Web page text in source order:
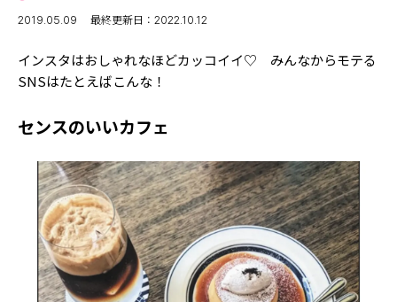
TikTok
Instagram
YouTube
FORTUNE
ゲッターズ飯田
MISS SEVENTEEN
ミスセブンティーンニュース
MAGAZINE
バックナンバー
INFORMATION
Seventeenについて
2019.05.09 最終更新日：2022.10.12
インスタはおしゃれなほどカッコイイ♡ みんなからモテる
SNSはたとえばこんな！
センスのいいカフェ